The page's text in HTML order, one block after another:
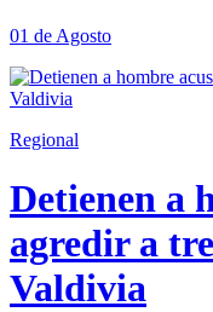
01 de Agosto
Regional
Detienen a
agredir a
Valdivia